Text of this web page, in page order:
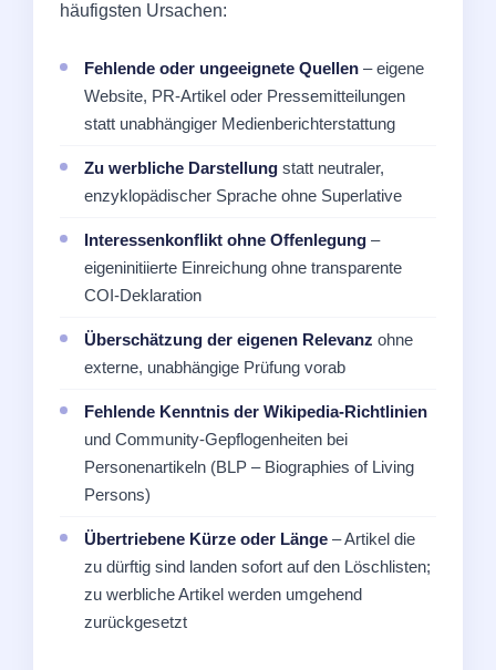
häufigsten Ursachen:
Fehlende oder ungeeignete Quellen – eigene
Website, PR-Artikel oder Pressemitteilungen
statt unabhängiger Medienberichterstattung
Zu werbliche Darstellung statt neutraler,
enzyklopädischer Sprache ohne Superlative
Interessenkonflikt ohne Offenlegung –
eigeninitiierte Einreichung ohne transparente
COI-Deklaration
Überschätzung der eigenen Relevanz ohne
externe, unabhängige Prüfung vorab
Fehlende Kenntnis der Wikipedia-Richtlinien
und Community-Gepflogenheiten bei
Personenartikeln (BLP – Biographies of Living
Persons)
Übertriebene Kürze oder Länge – Artikel die
zu dürftig sind landen sofort auf den Löschlisten;
zu werbliche Artikel werden umgehend
zurückgesetzt